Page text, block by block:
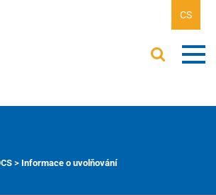
CS
> Informace o uvolňování